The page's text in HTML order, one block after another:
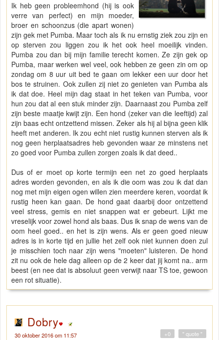
Ik heb geen probleemhond (hij is ook
verre van perfect) en mijn moeder,
broer en schoonzus (die apart wonen)
zijn gek met Pumba. Maar toch als ik nu ernstig ziek zou zijn en
op sterven zou liggen zou ik het ook heel moeilijk vinden.
Pumba zou dan bij mijn familie terecht komen. Ze zijn gek op
Pumba, maar werken wel veel, ook hebben ze geen zin om op
zondag om 8 uur uit bed te gaan om lekker een uur door het
bos te struinen. Ook zullen zij niet zo genieten van Pumba als
ik dat doe. Heel mijn dag staat in het teken van Pumba, voor
hun zou dat al een stuk minder zijn. Daarnaast zou Pumba zelf
zijn beste maatje kwijt zijn. Een hond (zeker van die leeftijd) zal
zijn baas echt ontzettend missen. Zeker als hij al bijna geen klik
heeft met anderen. Ik zou echt niet rustig kunnen sterven als ik
nog geen herplaatsadres heb gevonden waar ze minstens net
zo goed voor Pumba zullen zorgen zoals ik dat deed..
Dus of er moet op korte termijn een net zo goed herplaats
adres worden gevonden, en als ik die oom was zou ik dat dan
nog met mijn eigen ogen willen zien meerdere keren, voordat ik
rustig heen kan gaan. De hond gaat daarbij door ontzettend
veel stress, gemis en niet snappen wat er gebeurt. Lijkt me
vreselijk voor zowel hond als baas. Dus ik snap de wens van de
oom heel goed.. en het is zijn wens. Als er geen goed nieuw
adres is in korte tijd en jullie het zelf ook niet kunnen doen zul
je misschien toch naar zijn wens "moeten" luisteren. De hond
zit nu ook de hele dag alleen op de 2 keer dat jij komt na.. arm
beest (en nee dat is absoluut geen verwijt naar TS toe, gewoon
een rot situatie).
Dobry
30 oktober 2016 om 11:57 " quote "
+0